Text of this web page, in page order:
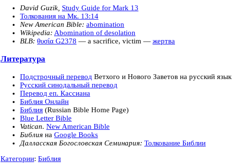
David Guzik, Study Guide for Mark 13
Толкования на Мк. 13:14
New American Bible: abomination
Wikipedia: Abomination of desolation
BLB: θυσία G2378 — a sacrifice, victim — жертва
Литература
Подстрочный перевод Ветхого и Нового Заветов на русский язык
Русский синодальный перевод
Перевод еп. Кассиана
Библия Онлайн
Библия (Russian Bible Home Page)
Blue Letter Bible
Vatican. New American Bible
Библия на Google Books
Далласская Богословская Семинария: Толкование Библии
Категории: Библия